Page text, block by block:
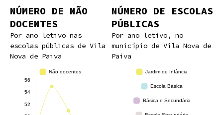
NÚMERO DE NÃO
DOCENTES
Por ano letivo nas
escolas públicas de Vila
Nova de Paiva
NÚMERO DE ESCOLAS
PÚBLICAS
Por ano letivo, no
município de Vila Nova de
Paiva